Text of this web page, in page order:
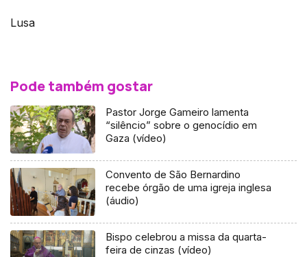
Lusa
Pode também gostar
Pastor Jorge Gameiro lamenta
“silêncio” sobre o genocídio em
Gaza (vídeo)
Convento de São Bernardino
recebe órgão de uma igreja inglesa
(áudio)
Bispo celebrou a missa da quarta-
feira de cinzas (vídeo)